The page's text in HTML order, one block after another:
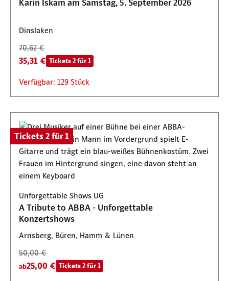
Karin Iskam am Samstag, 5. September 2026
Dinslaken
70,62 €
35,31 € Tickets 2 für 1
Verfügbar: 129 Stück
Tickets 2 für 1
Unforgettable Shows UG
A Tribute to ABBA - Unforgettable
Konzertshows
Arnsberg, Büren, Hamm & Lünen
50,00 €
ab25,00 € Tickets 2 für 1